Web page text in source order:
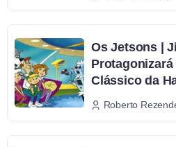
Os Jetsons |
Clássico da
Roberto